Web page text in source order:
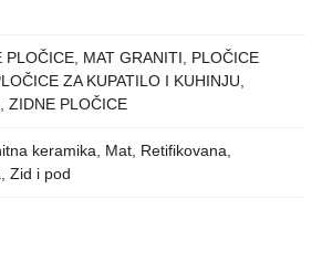
PLOČICE MAT GRANITI
PLOČICE
ZA KUPATILO I KUHINJU
ZIDNE PLOČICE
keramika Mat Retifikovana
Zid i pod